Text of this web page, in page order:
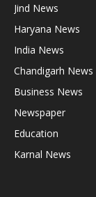
Jind News
Haryana News
India News
Chandigarh News
Business News
Newspaper
Education
Karnal News